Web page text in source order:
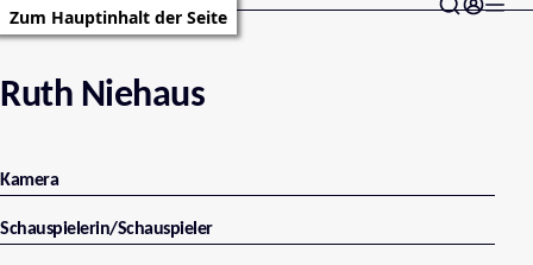
Zum Hauptinhalt der Seite
Ruth Niehaus
Kamera
Schauspielerin/Schauspieler